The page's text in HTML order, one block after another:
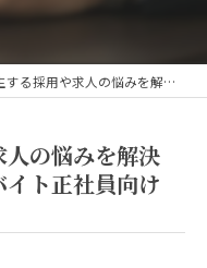
悩みを解決するための相談手順とバイト正社員向け実践マニュアル
の悩みを解決
ト正社員向け